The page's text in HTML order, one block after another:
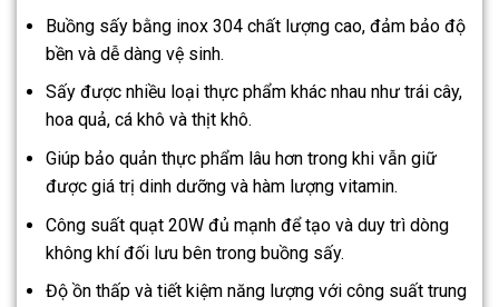
Buồng sấy bằng inox 304 chất lượng cao, đảm bảo độ
bền và dễ dàng vệ sinh.
Sấy được nhiều loại thực phẩm khác nhau như trái cây,
hoa quả, cá khô và thịt khô.
Giúp bảo quản thực phẩm lâu hơn trong khi vẫn giữ
được giá trị dinh dưỡng và hàm lượng vitamin.
Công suất quạt 20W đủ mạnh để tạo và duy trì dòng
không khí đối lưu bên trong buồng sấy.
Độ ồn thấp và tiết kiệm năng lượng với công suất trung